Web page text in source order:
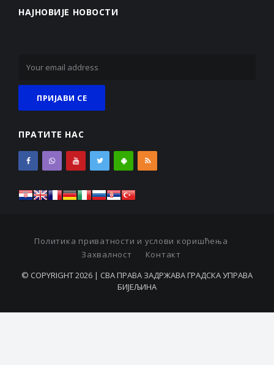
НАЈНОВИЈЕ НОВОСТИ
ПРАТИТЕ НАС
Политика приватности и услови коришћења
Захвалност
Контакт
© COPYRIGHT 2026 | СВА ПРАВА ЗАДРЖАВА ГРАДСКА УПРАВА
БИЈЕЉИНА